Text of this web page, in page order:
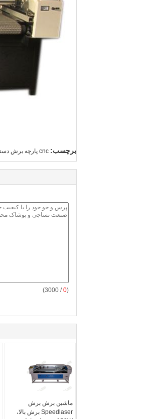
برچسب: cnc پارچه برش دستگاه
(
0
/ 3000)
ماشین برش برش
Speedlaser برش بالا،